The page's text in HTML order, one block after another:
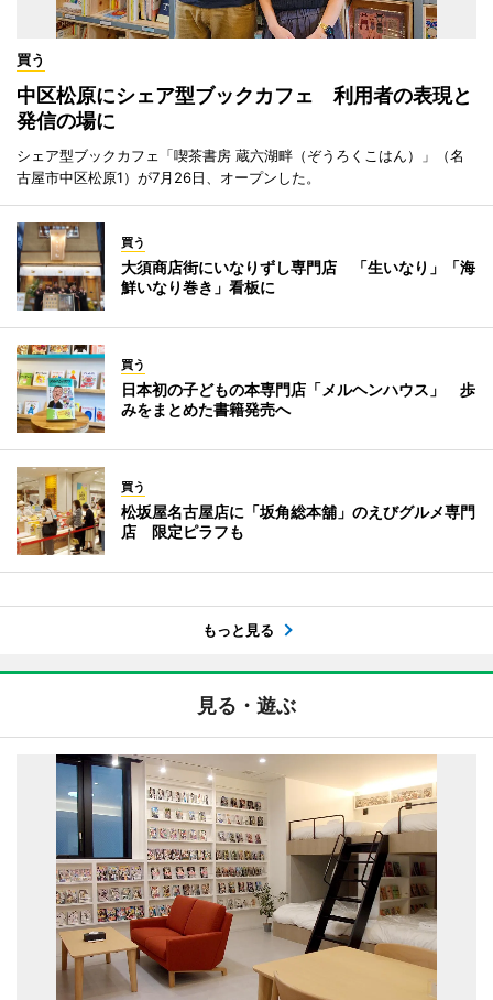
買う
中区松原にシェア型ブックカフェ 利用者の表現と
発信の場に
シェア型ブックカフェ「喫茶書房 蔵六湖畔（ぞうろくこはん）」（名
古屋市中区松原1）が7月26日、オープンした。
買う
大須商店街にいなりずし専門店 「生いなり」「海
鮮いなり巻き」看板に
買う
日本初の子どもの本専門店「メルヘンハウス」 歩
みをまとめた書籍発売へ
買う
松坂屋名古屋店に「坂角総本舖」のえびグルメ専門
店 限定ピラフも
もっと見る
見る・遊ぶ